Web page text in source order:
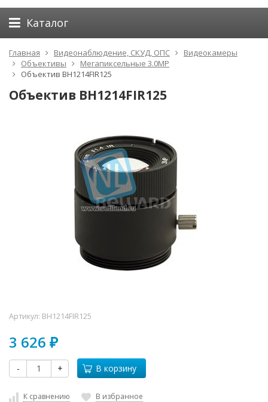
Каталог
Главная Видеонаблюдение, СКУД, ОПС
Видеокамеры
Объективы
Мегапиксельные 3.0MP
Объектив BH1214FIR125
Объектив BH1214FIR125
Артикул: BH1214FIR125
3 626 ₽
- + В корзину
К сравнению В избранное